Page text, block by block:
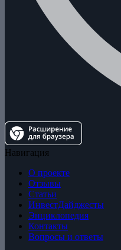
Навигация
О проекте
Отзывы
Статьи
ИнвестДайджесты
Энциклопедия
Контакты
Вопросы и ответы